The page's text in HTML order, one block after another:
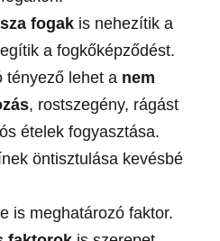
fogakis nehezítik a
a fogkőképződést.
tényező lehet a nem
, rostszegény, rágást
ételek fogyasztása.
öntisztulása kevésbé
is meghatározó faktor.